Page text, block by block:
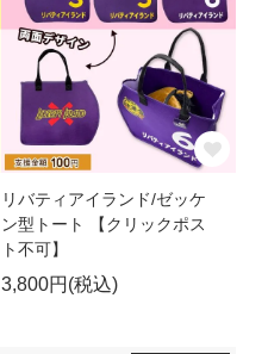
リバティアイランド/ゼッケ
ン型トート 【クリックポス
ト不可】
3,800円(税込)